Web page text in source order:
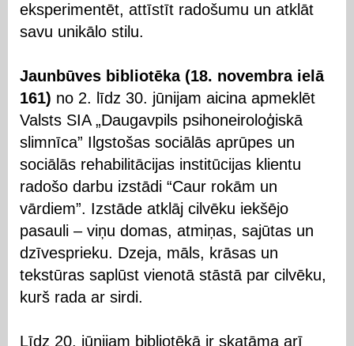
eksperimentēt, attīstīt radošumu un atklāt
savu unikālo stilu.
Jaunbūves bibliotēka (18. novembra ielā
161) no 2. līdz 30. jūnijam aicina apmeklēt
Valsts SIA „Daugavpils psihoneiroloģiskā
slimnīca” Ilgstošas sociālās aprūpes un
sociālās rehabilitācijas institūcijas klientu
radošo darbu izstādi “Caur rokām un
vārdiem”. Izstāde atklāj cilvēku iekšējo
pasauli – viņu domas, atmiņas, sajūtas un
dzīvesprieku. Dzeja, māls, krāsas un
tekstūras saplūst vienotā stāstā par cilvēku,
kurš rada ar sirdi.
Līdz 20. jūnijam bibliotēkā ir skatāma arī